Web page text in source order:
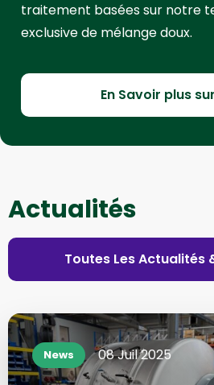
traitement basées sur notre
exclusive de mélange doux.
En Savoir plus
Actualités
Toutes Les Actualités
News 08 Juil 2025
Plus
d'informations
sur